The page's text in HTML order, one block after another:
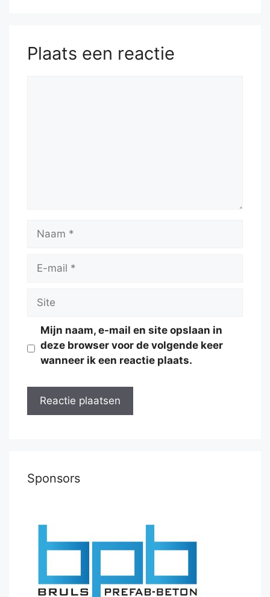
Plaats een reactie
Naam
Site
Mijn naam, e-mail en site opslaan in
deze browser voor de volgende keer
wanneer ik een reactie plaats.
Sponsors